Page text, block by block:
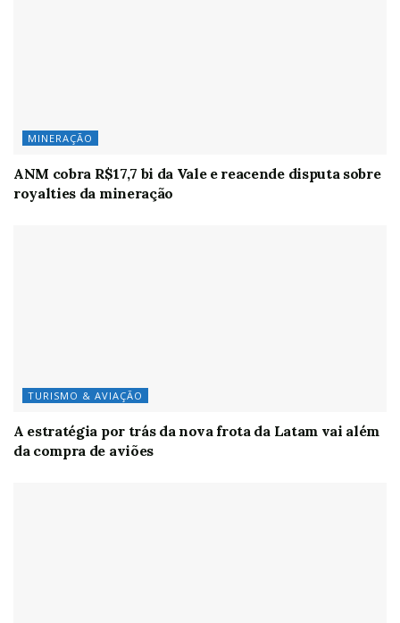
MINERAÇÃO
ANM cobra R$17,7 bi da Vale e reacende disputa sobre
royalties da mineração
TURISMO & AVIAÇÃO
A estratégia por trás da nova frota da Latam vai além
da compra de aviões